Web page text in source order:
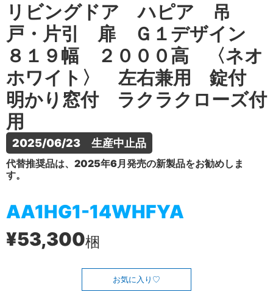
リビングドア ハピア 吊
戸・片引 扉 Ｇ１デザイン
８１９幅 ２０００高 〈ネオ
ホワイト〉 左右兼用 錠付
明かり窓付 ラクラクローズ付
用
2025/06/23　生産中止品
代替推奨品は、2025年6月発売の新製品をお勧めしま
す。
AA1HG1-14WHFYA
¥53,300梱
お気に入り